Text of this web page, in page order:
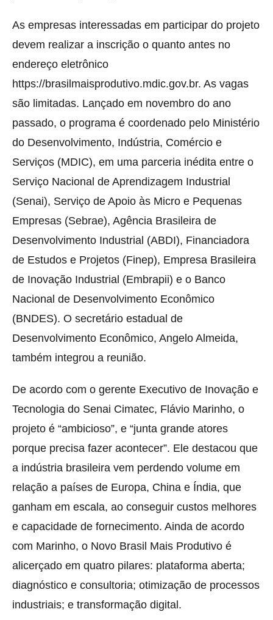
As empresas interessadas em participar do projeto
devem realizar a inscrição o quanto antes no
endereço eletrônico
https://brasilmaisprodutivo.mdic.gov.br. As vagas
são limitadas. Lançado em novembro do ano
passado, o programa é coordenado pelo Ministério
do Desenvolvimento, Indústria, Comércio e
Serviços (MDIC), em uma parceria inédita entre o
Serviço Nacional de Aprendizagem Industrial
(Senai), Serviço de Apoio às Micro e Pequenas
Empresas (Sebrae), Agência Brasileira de
Desenvolvimento Industrial (ABDI), Financiadora
de Estudos e Projetos (Finep), Empresa Brasileira
de Inovação Industrial (Embrapii) e o Banco
Nacional de Desenvolvimento Econômico
(BNDES). O secretário estadual de
Desenvolvimento Econômico, Angelo Almeida,
também integrou a reunião.
De acordo com o gerente Executivo de Inovação e
Tecnologia do Senai Cimatec, Flávio Marinho, o
projeto é “ambicioso”, e “junta grande atores
porque precisa fazer acontecer”. Ele destacou que
a indústria brasileira vem perdendo volume em
relação a países de Europa, China e Índia, que
ganham em escala, ao conseguir custos melhores
e capacidade de fornecimento. Ainda de acordo
com Marinho, o Novo Brasil Mais Produtivo é
alicerçado em quatro pilares: plataforma aberta;
diagnóstico e consultoria; otimização de processos
industriais; e transformação digital.